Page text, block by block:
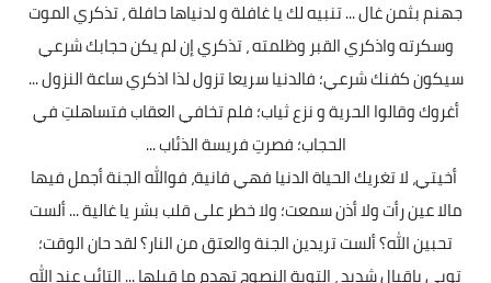
جهنم بثمن غال ... تنبيه لك يا غافلة و لدنياها حافلة ، تذكري الموت
وسكرته واذكري القبر وظلمته ، تذكري إن لم يكن حجابك شرعي
سيكون كفنك شرعي؛ فالدنيا سريعا تزول لذا اذكري ساعة النزول ...
أغروك وقالوا الحرية و نزع ثياب؛ فلم تخافي العقاب فتساهلتِ في
الحجاب؛ فصرتِ فريسة الذئاب ...
أخيتي، لا تغريك الحياة الدنيا فهي فانية، فوالله الجنة أجمل فيها
مالا عين رأت ولا أذن سمعت؛ ولا خطر على قلب بشر يا غالية ... ألست
تحبين الله؟ ألست تريدين الجنة والعتق من النار؟ لقد حان الوقت؛
توبي بإقبال شديد ، التوبة النصوح تهدم ما قبلها ... التائب عند الله